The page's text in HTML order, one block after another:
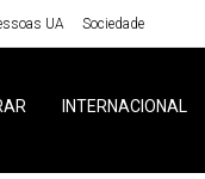
UA Sociedade
INTERNACIONAL